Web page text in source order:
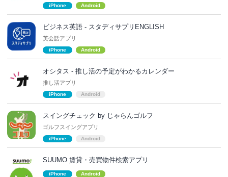
iPhone Android
ビジネス英語 - スタディサプリENGLISH
英会話アプリ
iPhone Android
オシタス - 推し活の予定がわかるカレンダー
推し活アプリ
iPhone Android
スイングチェック by じゃらんゴルフ
ゴルフスイングアプリ
iPhone Android
SUUMO 賃貸・売買物件検索アプリ
iPhone Android